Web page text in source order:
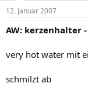
12. Januar 2007
AW: kerzenhalter
very hot water mit
schmilzt ab